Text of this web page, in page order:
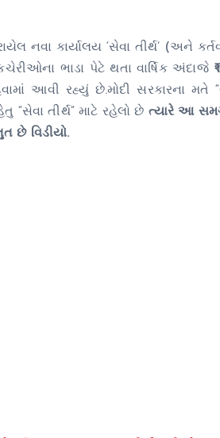
નવા કાર્યાલય ‘સેવા તીર્થ’ (અને
ભાડા પેટે થતા વાર્ષિક અંદાજે
આવી રહ્યું છે.મોદી સરકારના મતે
“સેવા તીર્થ” માટે રહેલો છે ત્યારે આ
છે વિડીયો.